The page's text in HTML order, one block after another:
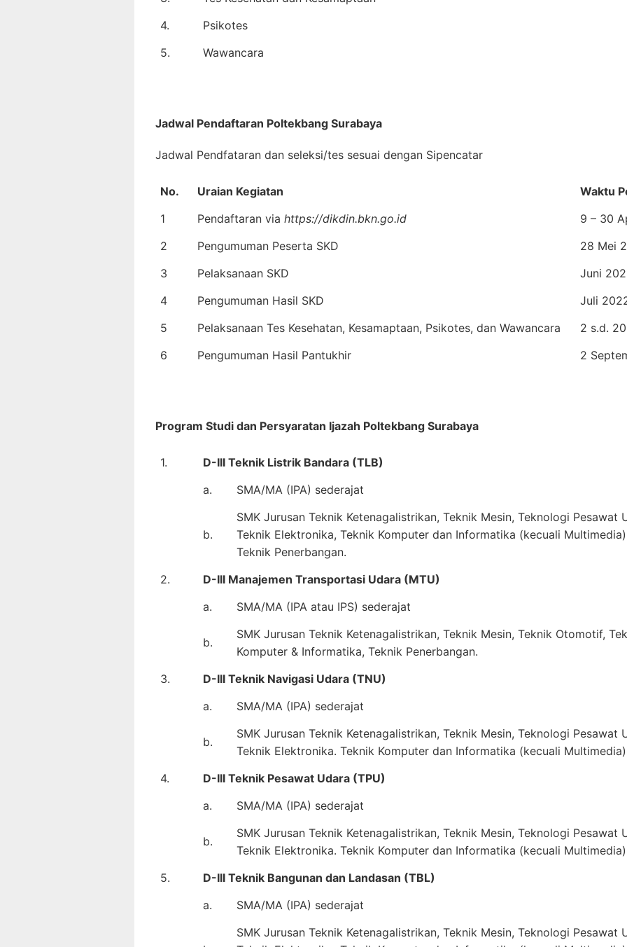
4.
Psikotes
5.
Wawancara
Jadwal Pendaftaran Poltekbang Surabaya
Jadwal Pendfataran dan seleksi/tes sesuai dengan Sipencatar
No. Uraian Kegiatan
Waktu
1
Pendaftaran via https://dikdin.bkn.go.id
9 – 30
2
Pengumuman Peserta SKD
28 Mei
3
Pelaksanaan SKD
Juni
4
Pengumuman Hasil SKD
Juli
5
Pelaksanaan Tes Kesehatan, Kesamaptaan, Psikotes, dan Wawancara
2 s.d.
6
Pengumuman Hasil Pantukhir 2
Program Studi dan Persyaratan Ijazah Poltekbang Surabaya
1.
D-III Teknik Listrik Bandara (TLB)
a.
SMA/MA (IPA) sederajat
b.
SMK Jurusan Teknik Ketenagalistrikan, Teknik Mesin, Teknologi Pesawat
Teknik Elektronika, Teknik Komputer dan Informatika (kecuali
Teknik Penerbangan.
2.
D-III Manajemen Transportasi Udara (MTU)
a.
SMA/MA (IPA atau IPS) sederajat
b.
SMK Jurusan Teknik Ketenagalistrikan, Teknik Mesin, Teknik Otomotif,
Komputer & Informatika, Teknik Penerbangan.
3.
D-III Teknik Navigasi Udara (TNU)
a.
SMA/MA (IPA) sederajat
b.
SMK Jurusan Teknik Ketenagalistrikan, Teknik Mesin, Teknologi Pesawat
Teknik Elektronika. Teknik Komputer dan Informatika (kecuali
4.
D-III Teknik Pesawat Udara (TPU)
a.
SMA/MA (IPA) sederajat
b.
SMK Jurusan Teknik Ketenagalistrikan, Teknik Mesin, Teknologi Pesawat
Teknik Elektronika. Teknik Komputer dan Informatika (kecuali
5.
D-III Teknik Bangunan dan Landasan (TBL)
a.
SMA/MA (IPA) sederajat
SMK Jurusan Teknik Ketenagalistrikan, Teknik Mesin, Teknologi Pesawat